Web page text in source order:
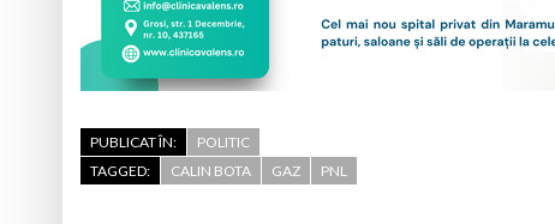
PUBLICAT ÎN:
POLITIC
TAGGED:
CALIN BOTA GAZ PNL